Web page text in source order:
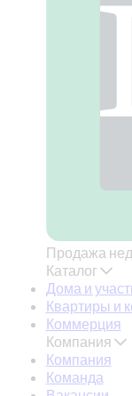
Продажа
Каталог
Дома и
Квартиры и
Коммерция
Компания
Компания
Команда